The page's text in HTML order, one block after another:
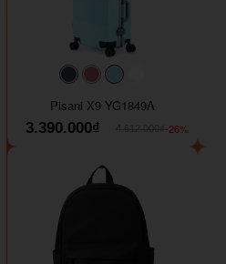
#40454a#b76e79
Pisani X9 YG1849A
3.390.000₫
-26%